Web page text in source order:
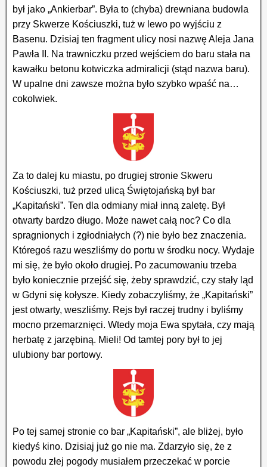
był jako „Ankierbar”. Była to (chyba) drewniana budowla
przy Skwerze Kościuszki, tuż w lewo po wyjściu z
Basenu. Dzisiaj ten fragment ulicy nosi nazwę Aleja Jana
Pawła II. Na trawniczku przed wejściem do baru stała na
kawałku betonu kotwiczka admiralicji (stąd nazwa baru).
W upalne dni zawsze można było szybko wpaść na…
cokolwiek.
Za to dalej ku miastu, po drugiej stronie Skweru
Kościuszki, tuż przed ulicą Świętojańską był bar
„Kapitański”. Ten dla odmiany miał inną zaletę. Był
otwarty bardzo długo. Może nawet całą noc? Co dla
spragnionych i zgłodniałych (?) nie było bez znaczenia.
Któregoś razu weszliśmy do portu w środku nocy. Wydaje
mi się, że było około drugiej. Po zacumowaniu trzeba
było koniecznie przejść się, żeby sprawdzić, czy stały ląd
w Gdyni się kołysze. Kiedy zobaczyliśmy, że „Kapitański”
jest otwarty, weszliśmy. Rejs był raczej trudny i byliśmy
mocno przemarznięci. Wtedy moja Ewa spytała, czy mają
herbatę z jarzębiną. Mieli! Od tamtej pory był to jej
ulubiony bar portowy.
Po tej samej stronie co bar „Kapitański”, ale bliżej, było
kiedyś kino. Dzisiaj już go nie ma. Zdarzyło się, że z
powodu złej pogody musiałem przeczekać w porcie